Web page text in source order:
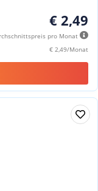
€ 2,49
pro Monat
€ 2,49/Monat